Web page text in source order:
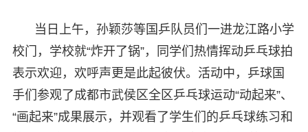
当日上午，孙颖莎等国乒队员们一进龙江路小学
校门，学校就“炸开了锅”，同学们热情挥动乒乓球拍
表示欢迎，欢呼声更是此起彼伏。活动中，乒球国
手们参观了成都市武侯区全区乒乓球运动“动起来”、
“画起来”成果展示，并观看了学生们的乒乓球练习和